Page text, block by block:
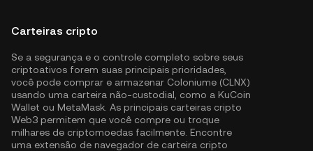
Carteiras cripto
Se a segurança e o controle completo sobre seus
criptoativos forem suas principais prioridades,
você pode comprar e armazenar Coloniume (CLNX)
usando uma carteira não-custodial, como a KuCoin
Wallet ou MetaMask. As principais carteiras cripto
Web3 permitem que você compre ou troque
milhares de criptomoedas facilmente. Encontre
uma extensão de navegador de carteira cripto